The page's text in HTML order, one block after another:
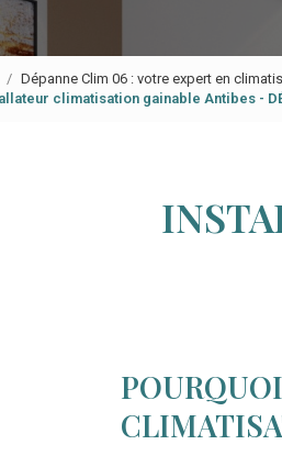
Dépanne Clim 06 : votre expert en
climatisation gainable Antibes -